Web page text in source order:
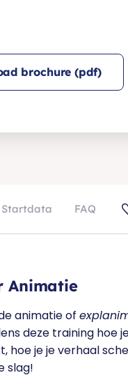
brochure (pdf)
Startdata FAQ
Animatie
animatie of
deze training hoe
je je verhaal
slag!